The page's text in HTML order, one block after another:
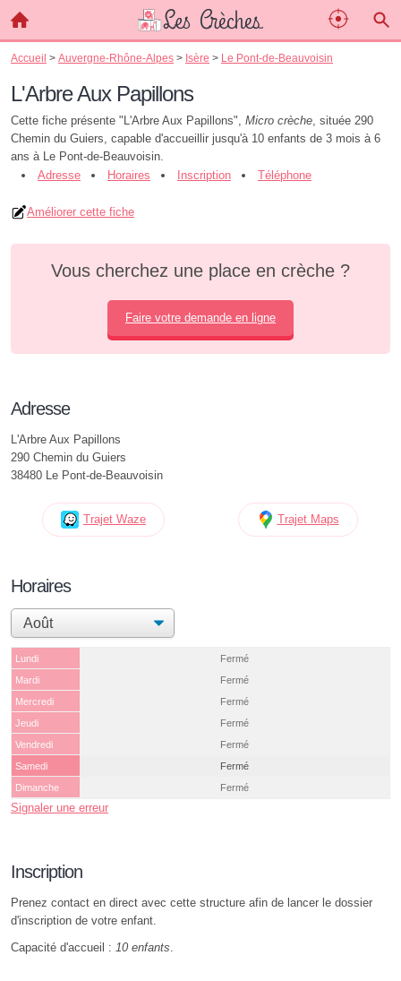
Accueil > Auvergne-Rhône-Alpes > Isère > Le Pont-de-Beauvoisin
L'Arbre Aux Papillons
Cette fiche présente "L'Arbre Aux Papillons", Micro crèche, située 290
Chemin du Guiers, capable d'accueillir jusqu'à 10 enfants de 3 mois à 6
ans à Le Pont-de-Beauvoisin.
Adresse
Horaires Inscription Téléphone
Améliorer cette fiche
Vous cherchez une place en crèche ?
Faire votre demande en ligne
Adresse
L'Arbre Aux Papillons
290 Chemin du Guiers
38480 Le Pont-de-Beauvoisin
Trajet Waze Trajet Maps
Horaires
Lundi
Fermé
Mardi
Fermé
Mercredi
Fermé
Jeudi
Fermé
Vendredi
Fermé
Samedi
Fermé
Dimanche
Fermé
Signaler une erreur
Inscription
Prenez contact en direct avec cette structure afin de lancer le dossier
d'inscription de votre enfant.
Capacité d'accueil : 10 enfants.